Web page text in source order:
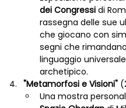
dei Congressi di
rassegna delle sue
che giocano con
segni che
linguaggio
archetipico.
"Metamorfosi e Visioni"
Una mostra